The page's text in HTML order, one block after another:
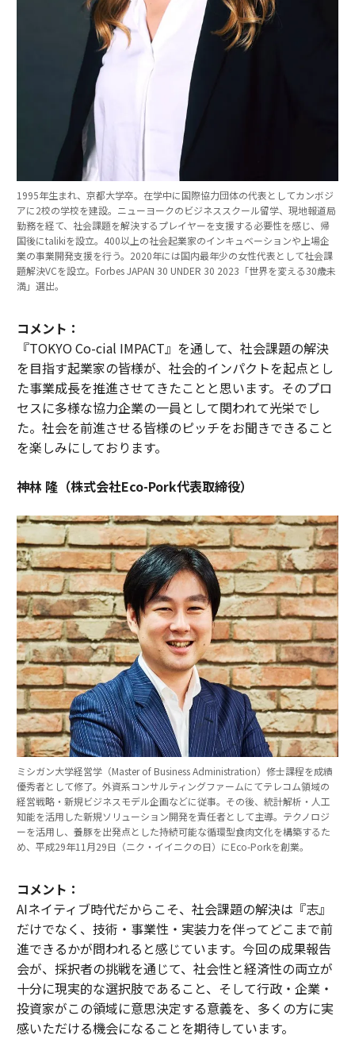
1995年生まれ、京都大学卒。在学中に国際協力団体の代表としてカンボジ
アに2校の学校を建設。ニューヨークのビジネススクール留学、現地報道局
勤務を経て、社会課題を解決するプレイヤーを支援する必要性を感じ、帰
国後にtalikiを設立。400以上の社会起業家のインキュベーションや上場企
業の事業開発支援を行う。2020年には国内最年少の女性代表として社会課
題解決VCを設立。Forbes JAPAN 30 UNDER 30 2023「世界を変える30歳未
満」選出。
コメント：
『TOKYO Co-cial IMPACT』を通して、社会課題の解決
を目指す起業家の皆様が、社会的インパクトを起点とし
た事業成長を推進させてきたことと思います。そのプロ
セスに多様な協力企業の一員として関われて光栄でし
た。社会を前進させる皆様のピッチをお聞きできること
を楽しみにしております。
神林 隆（株式会社Eco-Pork代表取締役）
ミシガン大学経営学（Master of Business Administration）修士課程を成績
優秀者として修了。外資系コンサルティングファームにてテレコム領域の
経営戦略・新規ビジネスモデル企画などに従事。その後、統計解析・人工
知能を活用した新規ソリューション開発を責任者として主導。テクノロジ
ーを活用し、養豚を出発点とした持続可能な循環型食肉文化を構築するた
め、平成29年11月29日（ニク・イイニクの日）にEco-Porkを創業。
コメント：
AIネイティブ時代だからこそ、社会課題の解決は『志』
だけでなく、技術・事業性・実装力を伴ってどこまで前
進できるかが問われると感じています。今回の成果報告
会が、採択者の挑戦を通じて、社会性と経済性の両立が
十分に現実的な選択肢であること、そして行政・企業・
投資家がこの領域に意思決定する意義を、多くの方に実
感いただける機会になることを期待しています。